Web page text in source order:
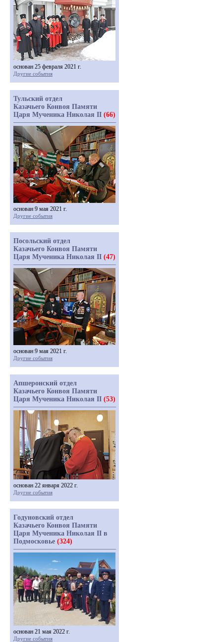
основан 25 февраля 2021 г.
Другие события
Тульский отдел
Казачьего Конвоя Памяти
Царя Мученика Николая II (66)
основан 9 мая 2021 г.
Другие события
Посольский отдел
Казачьего Конвоя Памяти
Царя Мученика Николая II (47)
основан 9 мая 2021 г.
Другие события
Апшеронский отдел
Казачьего Конвоя Памяти
Царя Мученика Николая II (53)
основан 22 января 2022 г.
Другие события
Годуновский отдел
Казачьего Конвоя Памяти
Царя Мученика Николая II в
Подмосковье (324)
основан 21 мая 2022 г.
Другие события